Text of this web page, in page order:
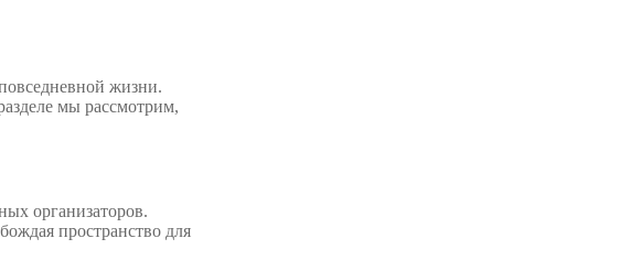
жизни.
мы рассмотрим,
организаторов.
пространство для